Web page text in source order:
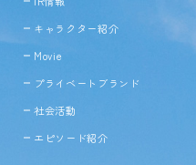
キャラクター紹介
Movie
プライベートブランド
社会活動
エピソード紹介